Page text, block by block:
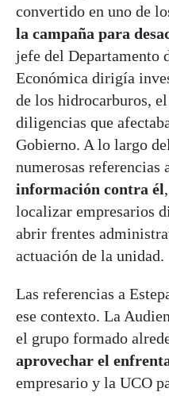
convertido en uno de
la campaña para
jefe del Departamento
Económica dirigía
de los hidrocarburos,
diligencias que
Gobierno. A lo largo
numerosas referencias
información contra él
localizar empresarios
abrir frentes
actuación de la unidad.
Las referencias a
ese contexto. La
el grupo formado
aprovechar el
empresario y la UCO